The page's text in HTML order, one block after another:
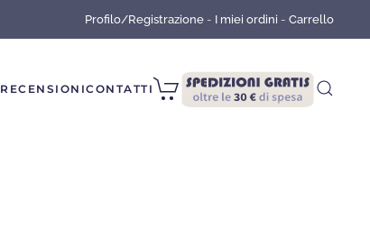
Profilo/Registrazione - I miei ordini - Carrello
RECENSIONICONTATTI